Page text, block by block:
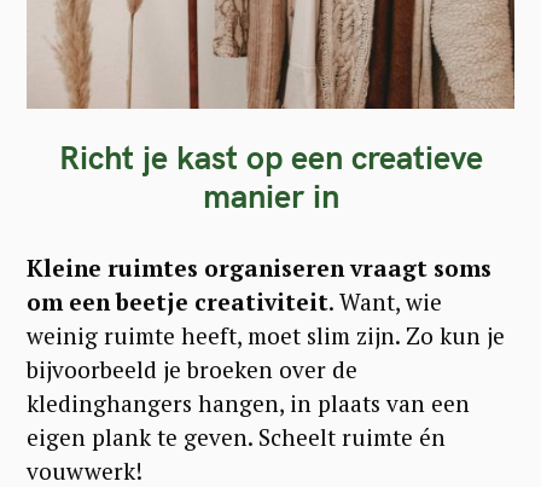
Richt je kast op een creatieve
manier in
Kleine ruimtes organiseren vraagt soms
om een beetje creativiteit. Want, wie
weinig ruimte heeft, moet slim zijn. Zo kun je
bijvoorbeeld je broeken over de
kledinghangers hangen, in plaats van een
eigen plank te geven. Scheelt ruimte én
vouwwerk!